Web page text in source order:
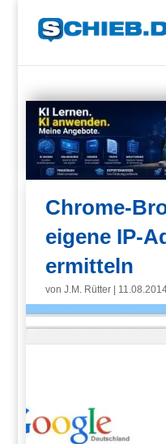
Chrome-
eigene IP-
ermitteln
vonJ.M. Rütter